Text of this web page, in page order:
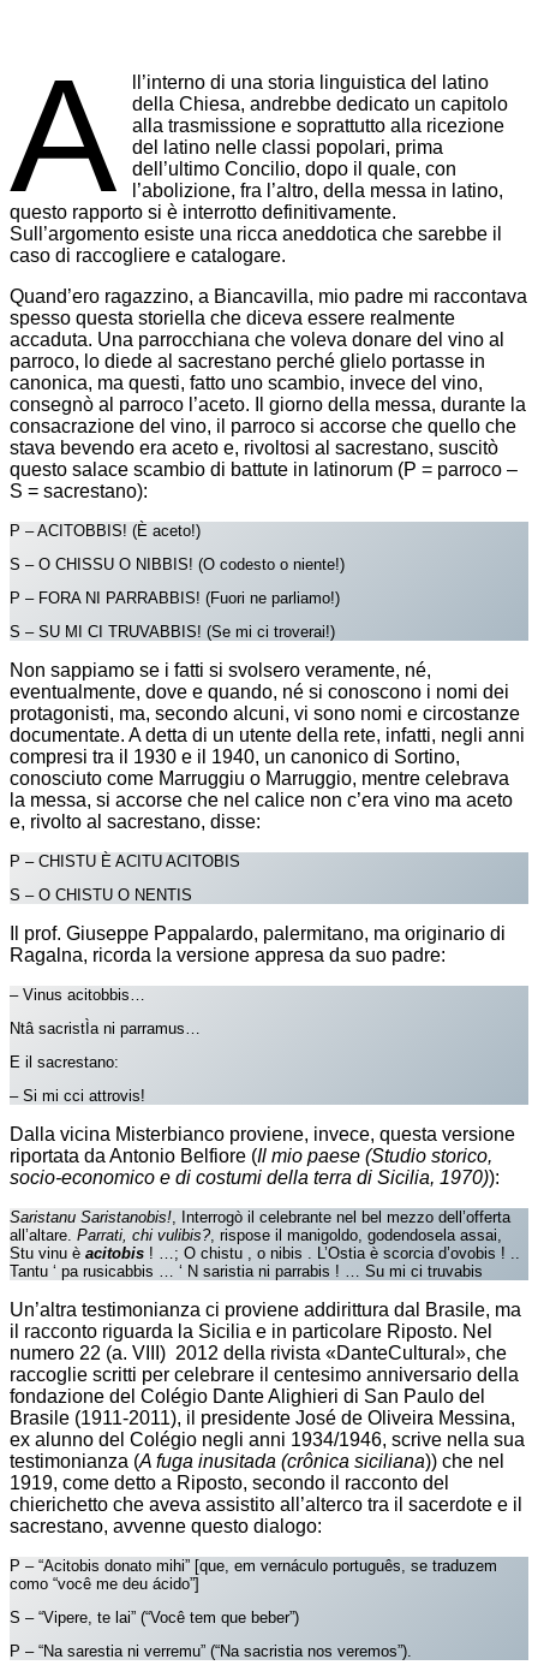
A
ll’interno di una storia linguistica del latino
della Chiesa, andrebbe dedicato un capitolo
alla trasmissione e soprattutto alla ricezione
del latino nelle classi popolari, prima
dell’ultimo Concilio, dopo il quale, con
l’abolizione, fra l’altro, della messa in latino,
questo rapporto si è interrotto definitivamente.
Sull’argomento esiste una ricca aneddotica che sarebbe il
caso di raccogliere e catalogare.
Quand’ero ragazzino, a Biancavilla, mio padre mi raccontava
spesso questa storiella che diceva essere realmente
accaduta. Una parrocchiana che voleva donare del vino al
parroco, lo diede al sacrestano perché glielo portasse in
canonica, ma questi, fatto uno scambio, invece del vino,
consegnò al parroco l’aceto. Il giorno della messa, durante la
consacrazione del vino, il parroco si accorse che quello che
stava bevendo era aceto e, rivoltosi al sacrestano, suscitò
questo salace scambio di battute in latinorum (P = parroco –
S = sacrestano):
P – ACITOBBIS! (È aceto!)
S – O CHISSU O NIBBIS! (O codesto o niente!)
P – FORA NI PARRABBIS! (Fuori ne parliamo!)
S – SU MI CI TRUVABBIS! (Se mi ci troverai!)
Non sappiamo se i fatti si svolsero veramente, né,
eventualmente, dove e quando, né si conoscono i nomi dei
protagonisti, ma, secondo alcuni, vi sono nomi e circostanze
documentate. A detta di un utente della rete, infatti, negli anni
compresi tra il 1930 e il 1940, un canonico di Sortino,
conosciuto come Marruggiu o Marruggio, mentre celebrava
la messa, si accorse che nel calice non c’era vino ma aceto
e, rivolto al sacrestano, disse:
P – CHISTU È ACITU ACITOBIS
S – O CHISTU O NENTIS
Il prof. Giuseppe Pappalardo, palermitano, ma originario di
Ragalna, ricorda la versione appresa da suo padre:
– Vinus acitobbis…
Ntâ sacristÌa ni parramus…
E il sacrestano:
– Si mi cci attrovis!
Dalla vicina Misterbianco proviene, invece, questa versione
riportata da Antonio Belfiore (Il mio paese (Studio storico,
socio-economico e di costumi della terra di Sicilia, 1970)):
Saristanu Saristanobis! , Interrogò il celebrante nel bel mezzo dell’offerta
all’altare. Parrati, chi vulibis?, rispose il manigoldo, godendosela assai,
Stu vinu è acitobis ! …; O chistu , o nibis . L’Ostia è scorcia d’ovobis ! ..
Tantu ‘ pa rusicabbis … ‘ N saristia ni parrabis ! … Su mi ci truvabis
Un’altra testimonianza ci proviene addirittura dal Brasile, ma
il racconto riguarda la Sicilia e in particolare Riposto. Nel
numero 22 (a. VIII) 2012 della rivista «DanteCultural», che
raccoglie scritti per celebrare il centesimo anniversario della
fondazione del Colégio Dante Alighieri di San Paulo del
Brasile (1911-2011), il presidente José de Oliveira Messina,
ex alunno del Colégio negli anni 1934/1946, scrive nella sua
testimonianza (A fuga inusitada (crônica siciliana)) che nel
1919, come detto a Riposto, secondo il racconto del
chierichetto che aveva assistito all’alterco tra il sacerdote e il
sacrestano, avvenne questo dialogo:
P – “Acitobis donato mihi” [que, em vernáculo português, se traduzem
como “você me deu ácido”]
S – “Vipere, te lai” (“Você tem que beber”)
P – “Na sarestia ni verremu” (“Na sacristia nos veremos”).